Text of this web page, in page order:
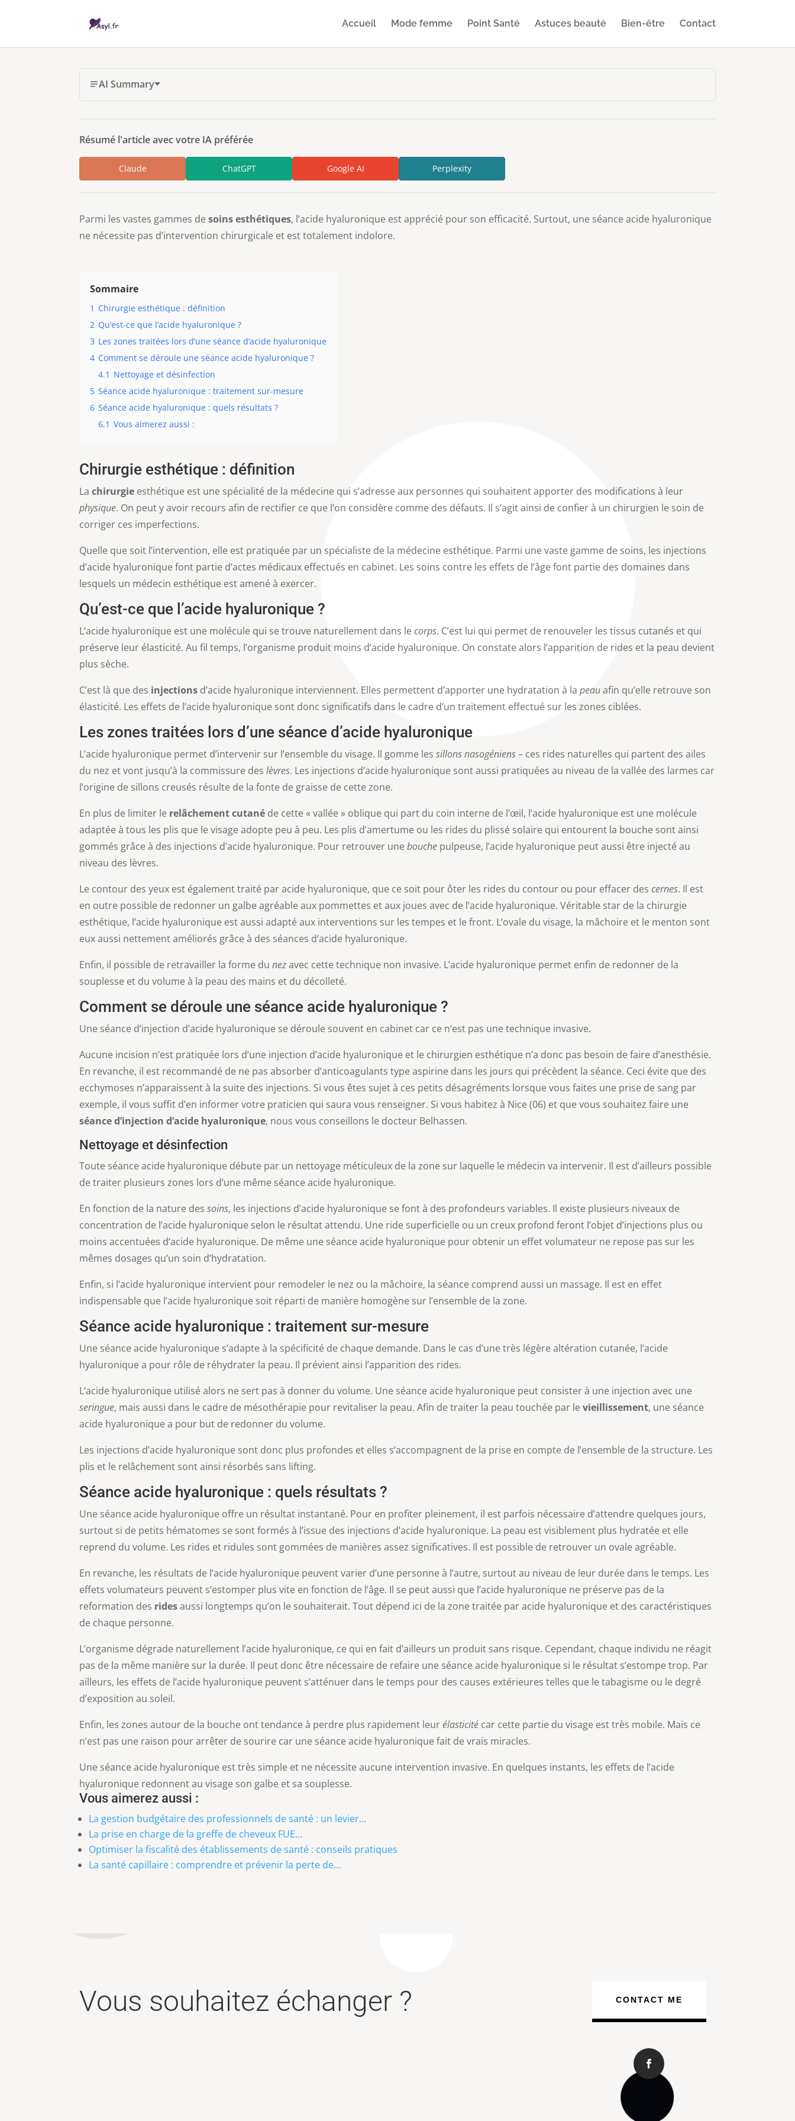
Accueil Mode femme Point Santé Astuces beauté Bien-être Contact
AI Summary
Résumé l'article avec votre IA préférée
Claude ChatGPT Google AI Perplexity
Parmi les vastes gammes desoins esthétiques, l’acide hyaluronique est apprécié pour son efficacité. Surtout, une séance acide hyaluronique
ne nécessite pas d’intervention chirurgicale et est totalement indolore.
Sommaire
1 Chirurgie esthétique : définition
2 Qu’est-ce que l’acide hyaluronique ?
3 Les zones traitées lors d’une séance d’acide hyaluronique
4 Comment se déroule une séance acide hyaluronique ?
4.1 Nettoyage et désinfection
5 Séance acide hyaluronique : traitement sur-mesure
6 Séance acide hyaluronique : quels résultats ?
6.1 Vous aimerez aussi :
Chirurgie esthétique : définition
Lachirurgie esthétique est une spécialité de la médecine qui s’adresse aux personnes qui souhaitent apporter des modifications à leur
physique. On peut y avoir recours afin de rectifier ce que l’on considère comme des défauts. Il s’agit ainsi de confier à un chirurgien le soin de
corriger ces imperfections.
Quelle que soit l’intervention, elle est pratiquée par un spécialiste de la médecine esthétique. Parmi une vaste gamme de soins, les injections
d’acide hyaluronique font partie d’actes médicaux effectués en cabinet. Les soins contre les effets de l’âge font partie des domaines dans
lesquels un médecin esthétique est amené à exercer.
Qu’est-ce que l’acide hyaluronique ?
L’acide hyaluronique est une molécule qui se trouve naturellement dans lecorps. C’est lui qui permet de renouveler les tissus cutanés et qui
préserve leur élasticité. Au fil temps, l’organisme produit moins d’acide hyaluronique. On constate alors l’apparition de rides et la peau devient
plus sèche.
C’est là que des injections d’acide hyaluronique interviennent. Elles permettent d’apporter une hydratation à lapeauafin qu’elle retrouve son
élasticité. Les effets de l’acide hyaluronique sont donc significatifs dans le cadre d’un traitement effectué sur les zones ciblées.
Les zones traitées lors d’une séance d’acide hyaluronique
L’acide hyaluronique permet d’intervenir sur l’ensemble du visage. Il gomme lessillons nasogéniens– ces rides naturelles qui partent des ailes
du nez et vont jusqu’à la commissure deslèvres. Les injections d’acide hyaluronique sont aussi pratiquées au niveau de la vallée des larmes car
l’origine de sillons creusés résulte de la fonte de graisse de cette zone.
En plus de limiter le relâchement cutané de cette « vallée » oblique qui part du coin interne de l’œil, l’acide hyaluronique est une molécule
adaptée à tous les plis que le visage adopte peu à peu. Les plis d’amertume ou les rides du plissé solaire qui entourent la bouche sont ainsi
gommés grâce à des injections d’acide hyaluronique. Pour retrouver unebouche pulpeuse, l’acide hyaluronique peut aussi être injecté au
niveau des lèvres.
Le contour des yeux est également traité par acide hyaluronique, que ce soit pour ôter les rides du contour ou pour effacer descernes. Il est
en outre possible de redonner un galbe agréable aux pommettes et aux joues avec de l’acide hyaluronique. Véritable star de la chirurgie
esthétique, l’acide hyaluronique est aussi adapté aux interventions sur les tempes et le front. L’ovale du visage, la mâchoire et le menton sont
eux aussi nettement améliorés grâce à des séances d’acide hyaluronique.
Enfin, il possible de retravailler la forme dunezavec cette technique non invasive. L’acide hyaluronique permet enfin de redonner de la
souplesse et du volume à la peau des mains et du décolleté.
Comment se déroule une séance acide hyaluronique ?
Une séance d’injection d’acide hyaluronique se déroule souvent en cabinet car ce n’est pas une technique invasive.
Aucune incision n’est pratiquée lors d’une injection d’acide hyaluronique et le chirurgien esthétique n’a donc pas besoin de faire d’anesthésie.
En revanche, il est recommandé de ne pas absorber d’anticoagulants type aspirine dans les jours qui précèdent la séance. Ceci évite que des
ecchymoses n’apparaissent à la suite des injections. Si vous êtes sujet à ces petits désagréments lorsque vous faites une prise de sang par
exemple, il vous suffit d’en informer votre praticien qui saura vous renseigner. Si vous habitez à Nice (06) et que vous souhaitez faire une
séance d’injection d’acide hyaluronique, nous vous conseillons le docteur Belhassen.
Nettoyage et désinfection
Toute séance acide hyaluronique débute par un nettoyage méticuleux de la zone sur laquelle le médecin va intervenir. Il est d’ailleurs possible
de traiter plusieurs zones lors d’une même séance acide hyaluronique.
En fonction de la nature dessoins, les injections d’acide hyaluronique se font à des profondeurs variables. Il existe plusieurs niveaux de
concentration de l’acide hyaluronique selon le résultat attendu. Une ride superficielle ou un creux profond feront l’objet d’injections plus ou
moins accentuées d’acide hyaluronique. De même une séance acide hyaluronique pour obtenir un effet volumateur ne repose pas sur les
mêmes dosages qu’un soin d’hydratation.
Enfin, si l’acide hyaluronique intervient pour remodeler le nez ou la mâchoire, la séance comprend aussi un massage. Il est en effet
indispensable que l’acide hyaluronique soit réparti de manière homogène sur l’ensemble de la zone.
Séance acide hyaluronique : traitement sur-mesure
Une séance acide hyaluronique s’adapte à la spécificité de chaque demande. Dans le cas d’une très légère altération cutanée, l’acide
hyaluronique a pour rôle de réhydrater la peau. Il prévient ainsi l’apparition des rides.
L’acide hyaluronique utilisé alors ne sert pas à donner du volume. Une séance acide hyaluronique peut consister à une injection avec une
seringue, mais aussi dans le cadre de mésothérapie pour revitaliser la peau. Afin de traiter la peau touchée par levieillissement, une séance
acide hyaluronique a pour but de redonner du volume.
Les injections d’acide hyaluronique sont donc plus profondes et elles s’accompagnent de la prise en compte de l’ensemble de la structure. Les
plis et le relâchement sont ainsi résorbés sans lifting.
Séance acide hyaluronique : quels résultats ?
Une séance acide hyaluronique offre un résultat instantané. Pour en profiter pleinement, il est parfois nécessaire d’attendre quelques jours,
surtout si de petits hématomes se sont formés à l’issue des injections d’acide hyaluronique. La peau est visiblement plus hydratée et elle
reprend du volume. Les rides et ridules sont gommées de manières assez significatives. Il est possible de retrouver un ovale agréable.
En revanche, les résultats de l’acide hyaluronique peuvent varier d’une personne à l’autre, surtout au niveau de leur durée dans le temps. Les
effets volumateurs peuvent s’estomper plus vite en fonction de l’âge. Il se peut aussi que l’acide hyaluronique ne préserve pas de la
reformation des ridesaussi longtemps qu’on le souhaiterait. Tout dépend ici de la zone traitée par acide hyaluronique et des caractéristiques
de chaque personne.
L’organisme dégrade naturellement l’acide hyaluronique, ce qui en fait d’ailleurs un produit sans risque. Cependant, chaque individu ne réagit
pas de la même manière sur la durée. Il peut donc être nécessaire de refaire une séance acide hyaluronique si le résultat s’estompe trop. Par
ailleurs, les effets de l’acide hyaluronique peuvent s’atténuer dans le temps pour des causes extérieures telles que le tabagisme ou le degré
d’exposition au soleil.
Enfin, les zones autour de la bouche ont tendance à perdre plus rapidement leurélasticité car cette partie du visage est très mobile. Mais ce
n’est pas une raison pour arrêter de sourire car une séance acide hyaluronique fait de vrais miracles.
Une séance acide hyaluronique est très simple et ne nécessite aucune intervention invasive. En quelques instants, les effets de l’acide
hyaluronique redonnent au visage son galbe et sa souplesse.
Vous aimerez aussi :
La gestion budgétaire des professionnels de santé : un levier…
La prise en charge de la greffe de cheveux FUE…
Optimiser la fiscalité des établissements de santé : conseils pratiques
La santé capillaire : comprendre et prévenir la perte de…
Vous souhaitez échanger ? CONTACT ME